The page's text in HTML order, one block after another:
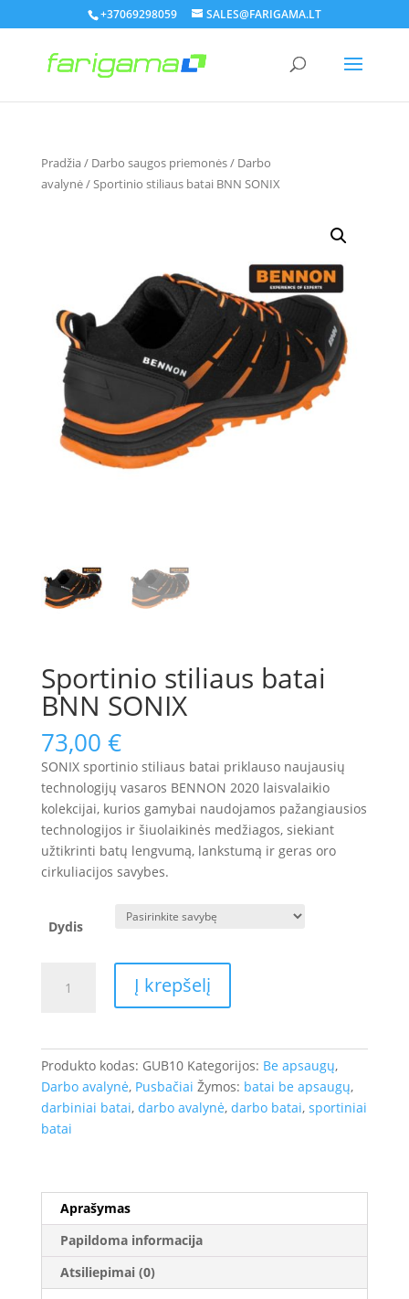
+37069298059 SALES@FARIGAMA.LT
Pradžia/ Darbo saugos priemonės/ Darbo
avalynė/ Sportinio stiliaus batai BNN SONIX
Sportinio stiliaus batai
BNN SONIX
73,00 €
SONIX sportinio stiliaus batai priklauso naujausių
technologijų vasaros BENNON 2020 laisvalaikio
kolekcijai, kurios gamybai naudojamos pažangiausios
technologijos ir šiuolaikinės medžiagos, siekiant
užtikrinti batų lengvumą, lankstumą ir geras oro
cirkuliacijos savybes.
Dydis
kiekis:
Į krepšelį
Produkto kodas: GUB10 Kategorijos: Be apsaugų,
Darbo avalynė, Pusbačiai Žymos: batai be apsaugų,
darbiniai batai, darbo avalynė, darbo batai, sportiniai
batai
Aprašymas
Papildoma informacija
Atsiliepimai (0)